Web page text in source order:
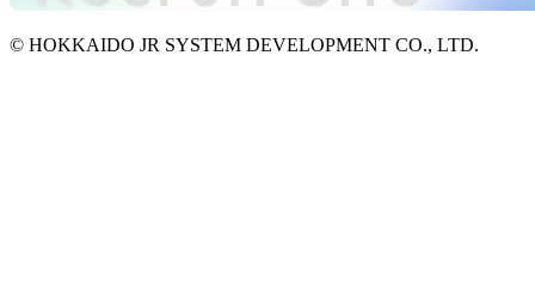
© HOKKAIDO JR SYSTEM DEVELOPMENT CO., LTD.